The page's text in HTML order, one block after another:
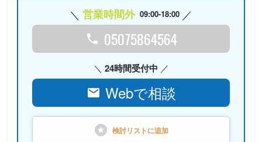
営業時間外 09:00-18:00
05075864564
24時間受付中
Webで相談
検討リストに追加